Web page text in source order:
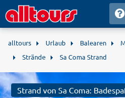
alltours Urlaub Balearen
Strände
Sa Coma Strand
Strand von Sa Coma: